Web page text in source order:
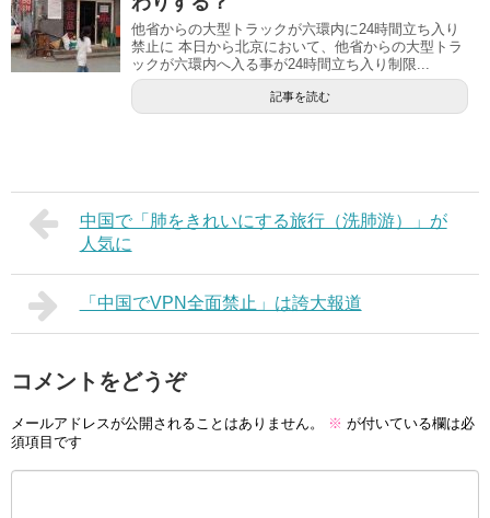
他省からの大型トラックが六環内に24時間立ち入り
禁止に 本日から北京において、他省からの大型トラ
ックが六環内へ入る事が24時間立ち入り制限...
記事を読む
中国で「肺をきれいにする旅行（洗肺游）」が
人気に
「中国でVPN全面禁止」は誇大報道
コメントをどうぞ
メールアドレスが公開されることはありません。 ※ が付いている欄は必
須項目です